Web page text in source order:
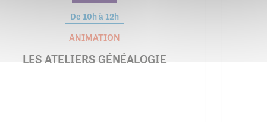
De 10h à 12h
ANIMATION
LES ATELIERS GÉNÉALOGIE